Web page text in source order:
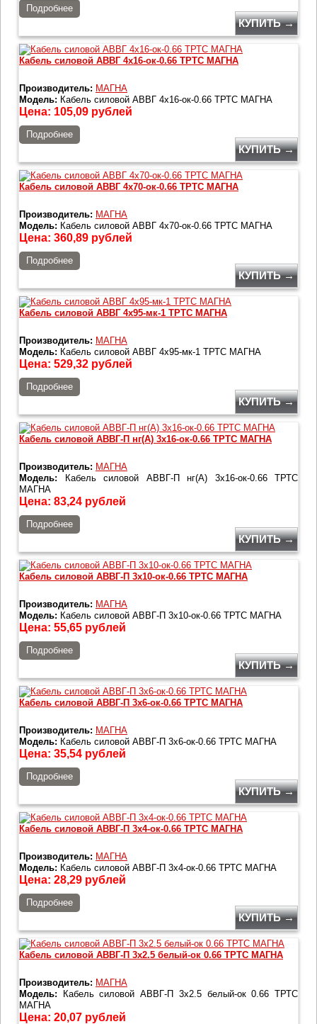
Подробнее
КУПИТЬ →
Кабель силовой АВВГ 4х16-ок-0.66 ТРТС МАГНА
Производитель: МАГНА
Модель: Кабель силовой АВВГ 4х16-ок-0.66 ТРТС МАГНА
Цена: 105,09 рублей
Подробнее
КУПИТЬ →
Кабель силовой АВВГ 4х70-ок-0.66 ТРТС МАГНА
Производитель: МАГНА
Модель: Кабель силовой АВВГ 4х70-ок-0.66 ТРТС МАГНА
Цена: 360,89 рублей
Подробнее
КУПИТЬ →
Кабель силовой АВВГ 4х95-мк-1 ТРТС МАГНА
Производитель: МАГНА
Модель: Кабель силовой АВВГ 4х95-мк-1 ТРТС МАГНА
Цена: 529,32 рублей
Подробнее
КУПИТЬ →
Кабель силовой АВВГ-П нг(А) 3х16-ок-0.66 ТРТС МАГНА
Производитель: МАГНА
Модель: Кабель силовой АВВГ-П нг(А) 3х16-ок-0.66 ТРТС
МАГНА
Цена: 83,24 рублей
Подробнее
КУПИТЬ →
Кабель силовой АВВГ-П 3х10-ок-0.66 ТРТС МАГНА
Производитель: МАГНА
Модель: Кабель силовой АВВГ-П 3х10-ок-0.66 ТРТС МАГНА
Цена: 55,65 рублей
Подробнее
КУПИТЬ →
Кабель силовой АВВГ-П 3х6-ок-0.66 ТРТС МАГНА
Производитель: МАГНА
Модель: Кабель силовой АВВГ-П 3х6-ок-0.66 ТРТС МАГНА
Цена: 35,54 рублей
Подробнее
КУПИТЬ →
Кабель силовой АВВГ-П 3х4-ок-0.66 ТРТС МАГНА
Производитель: МАГНА
Модель: Кабель силовой АВВГ-П 3х4-ок-0.66 ТРТС МАГНА
Цена: 28,29 рублей
Подробнее
КУПИТЬ →
Кабель силовой АВВГ-П 3х2.5 белый-ок 0.66 ТРТС МАГНА
Производитель: МАГНА
Модель: Кабель силовой АВВГ-П 3х2.5 белый-ок 0.66 ТРТС
МАГНА
Цена: 20,07 рублей